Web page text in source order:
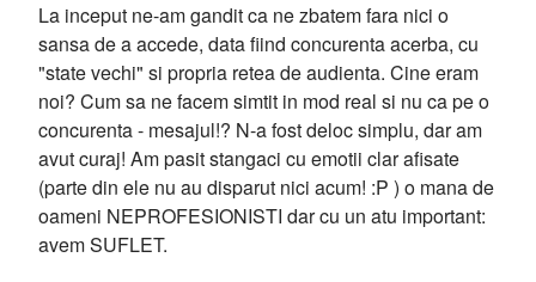
La inceput ne-am gandit ca ne zbatem fara nici o
sansa de a accede, data fiind concurenta acerba, cu
"state vechi" si propria retea de audienta. Cine eram
noi? Cum sa ne facem simtit in mod real si nu ca pe o
concurenta - mesajul!? N-a fost deloc simplu, dar am
avut curaj! Am pasit stangaci cu emotii clar afisate
(parte din ele nu au disparut nici acum! :P ) o mana de
oameni NEPROFESIONISTI dar cu un atu important:
avem SUFLET.